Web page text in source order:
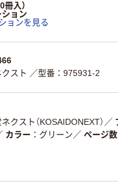
入）
ョン
ョンを見る
スト ／型番：975931-2
クスト（KOSAIDONEXT） ／
カラー グリーン ／ ページ数